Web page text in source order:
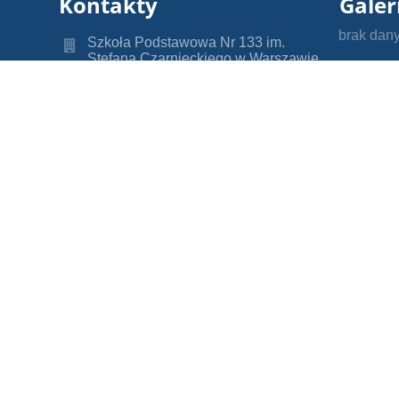
Szkoła Podstawowa Nr 133 im.
Stefana Czarnieckiego w Warszawie
brak